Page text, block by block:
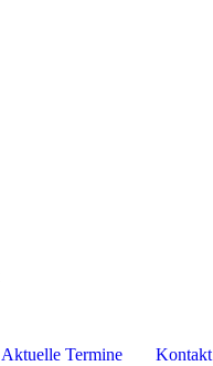
Aktuelle Termine Kontakt